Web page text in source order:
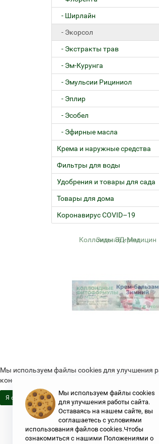
- Ширлайн
- Экорсол
- Экстракты трав
- Эм-Курунга
- Эмульсии Рициниол
- Эплир
- Эсобел
- Эфирные масла
Крема и наружные средства
Фильтры для воды
Удобрения и товары для сада
Товары для дома
Коронавирус COVID–19
Коллоиды ЭД-Медицин
Мы используем файлы cookies для улучшения
конфиденциальности и об использовании
Я согласен
Мы используем файлы cookies
для улучшения работы сайта.
Оставаясь на нашем сайте, вы
соглашаетесь с условиями
использования файлов cookies.Чтобы
ознакомиться с нашими Положениями о